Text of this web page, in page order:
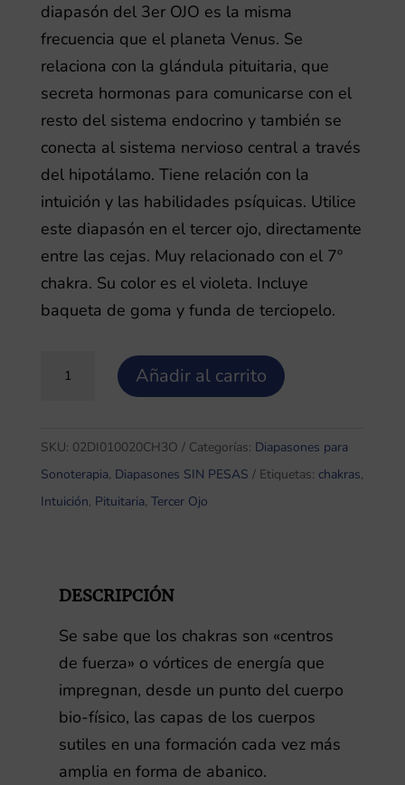
diapasón del 3er OJO es la misma
frecuencia que el planeta Venus. Se
relaciona con la glándula pituitaria, que
secreta hormonas para comunicarse con el
resto del sistema endocrino y también se
conecta al sistema nervioso central a través
del hipotálamo. Tiene relación con la
intuición y las habilidades psíquicas. Utilice
este diapasón en el tercer ojo, directamente
entre las cejas. Muy relacionado con el 7º
chakra. Su color es el violeta. Incluye
baqueta de goma y funda de terciopelo.
OJO
/
VENUS
cantidad
Añadir al carrito
SKU: 02DI010020CH3O Categorías: Diapasones para
Sonoterapia, Diapasones SIN PESAS Etiquetas: chakras,
Intuición, Pituitaria, Tercer Ojo
DESCRIPCIÓN
Se sabe que los chakras son «centros
de fuerza» o vórtices de energía que
impregnan, desde un punto del cuerpo
bio-físico, las capas de los cuerpos
sutiles en una formación cada vez más
amplia en forma de abanico.